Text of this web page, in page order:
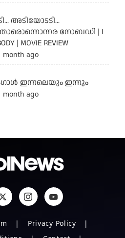
അടിയോടടി...
നോബഡി | I
| MOVIE REVIEW
month ago
ഇന്നലെയും ഇന്നും
month ago
Privacy Policy